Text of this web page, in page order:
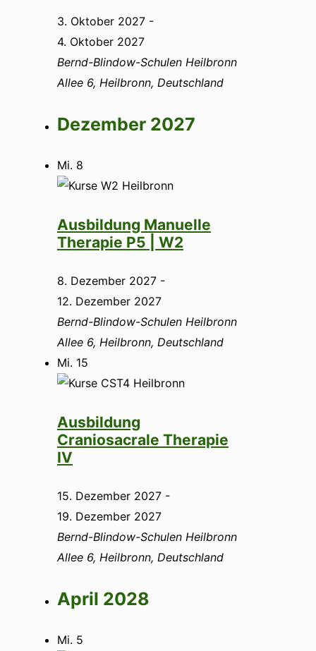
3. Oktober 2027 -
4. Oktober 2027
Bernd-Blindow-Schulen Heilbronn
Allee 6, Heilbronn, Deutschland
Dezember 2027
Mi. 8
Ausbildung Manuelle
Therapie P5 | W2
8. Dezember 2027 -
12. Dezember 2027
Bernd-Blindow-Schulen Heilbronn
Allee 6, Heilbronn, Deutschland
Mi. 15
Ausbildung
Craniosacrale Therapie
IV
15. Dezember 2027 -
19. Dezember 2027
Bernd-Blindow-Schulen Heilbronn
Allee 6, Heilbronn, Deutschland
April 2028
Mi. 5